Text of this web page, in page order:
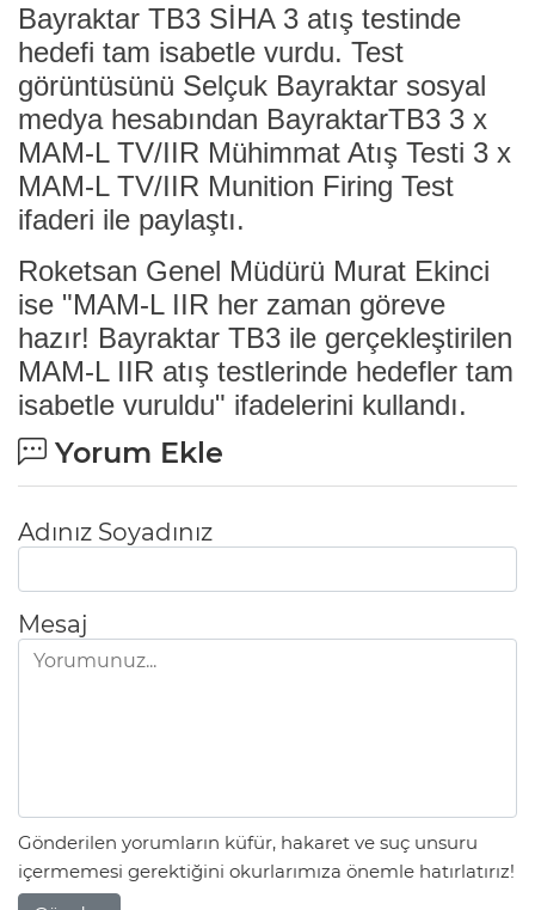
Bayraktar TB3 SİHA 3 atış testinde
hedefi tam isabetle vurdu. Test
görüntüsünü Selçuk Bayraktar sosyal
medya hesabından BayraktarTB3 3 x
MAM-L TV/IIR Mühimmat Atış Testi 3 x
MAM-L TV/IIR Munition Firing Test
ifaderi ile paylaştı.
Roketsan Genel Müdürü Murat Ekinci
ise "MAM-L IIR her zaman göreve
hazır! Bayraktar TB3 ile gerçekleştirilen
MAM-L IIR atış testlerinde hedefler tam
isabetle vuruldu" ifadelerini kullandı.
Yorum Ekle
Adınız Soyadınız
Mesaj
Gönderilen yorumların küfür, hakaret ve suç unsuru
içermemesi gerektiğini okurlarımıza önemle hatırlatırız!